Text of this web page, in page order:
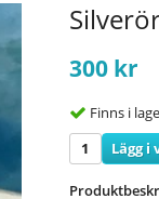
300 kr
Finns i
Lägg i